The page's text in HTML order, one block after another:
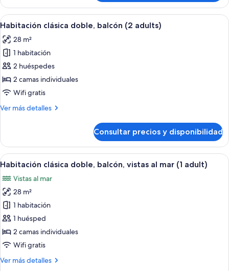
clásica
doble,
balcón
adult)
Abrir
todas
las
fotos
de
Habitación
clásica
balcón
Un dormitorio con dos camas, una
9
Habitación clásica doble, balcón (2 adults)
28 m²
1 habitación
2 huéspedes
2 camas individuales
Wifi gratis
Ver más detalles
Más
clásica
doble,
balcón
adults)
Consultar precios y disponibilidad
Abrir
todas
las
fotos
de
Habitación
clásica
doble,
balcón,
vistas
Caja fuerte, wifi gratis, ropa de cama
13
Habitación clásica doble, balcón, vistas al mar (1 adult)
Vistas al mar
28 m²
1 habitación
1 huésped
2 camas individuales
Wifi gratis
Ver más detalles
Más